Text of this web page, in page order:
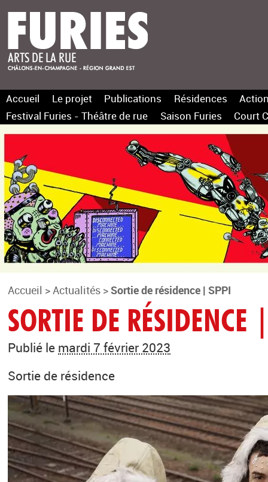
Accueil Le projet Publications Résidences
Festival Furies - Théâtre de rue
Saison Furies Court
Accueil > Actualités >Sortie de résidence | SPPI
SORTIE DE RÉSIDENCE
Publié le mardi 7 février 2023
Sortie de résidence